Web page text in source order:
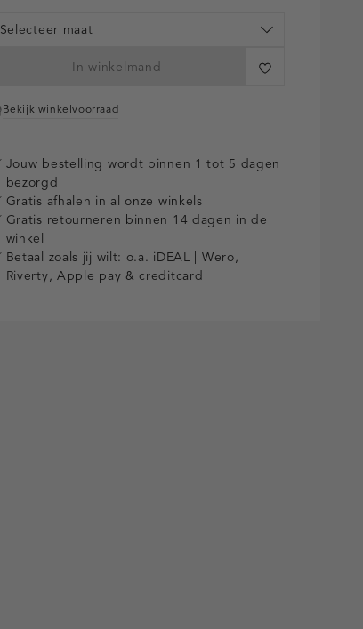
Selecteer maat
In winkelmand
Bekijk winkelvoorraad
Jouw bestelling wordt binnen 1 tot 5 dagen
bezorgd
Gratis afhalen in al onze winkels
Gratis retourneren binnen 14 dagen in de
winkel
Betaal zoals jij wilt: o.a. iDEAL | Wero,
Riverty, Apple pay & creditcard